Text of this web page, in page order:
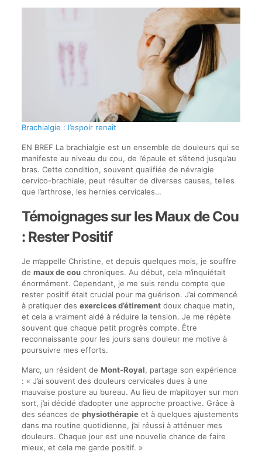
Brachialgie : l’espoir renaît
EN BREF La brachialgie est un ensemble de douleurs qui se
manifeste au niveau du cou, de l’épaule et s’étend jusqu’au
bras. Cette condition, souvent qualifiée de névralgie
cervico-brachiale, peut résulter de diverses causes, telles
que l’arthrose, les hernies cervicales…
Témoignages sur les Maux de Cou
: Rester Positif
Je m’appelle Christine, et depuis quelques mois, je souffre
de maux de couchroniques. Au début, cela m’inquiétait
énormément. Cependant, je me suis rendu compte que
rester positif était crucial pour ma guérison. J’ai commencé
à pratiquer des exercices d’étirementdoux chaque matin,
et cela a vraiment aidé à réduire la tension. Je me répète
souvent que chaque petit progrès compte. Être
reconnaissante pour les jours sans douleur me motive à
poursuivre mes efforts.
Marc, un résident de Mont-Royal, partage son expérience
: « J’ai souvent des douleurs cervicales dues à une
mauvaise posture au bureau. Au lieu de m’apitoyer sur mon
sort, j’ai décidé d’adopter une approche proactive. Grâce à
des séances de physiothérapieet à quelques ajustements
dans ma routine quotidienne, j’ai réussi à atténuer mes
douleurs. Chaque jour est une nouvelle chance de faire
mieux, et cela me garde positif. »